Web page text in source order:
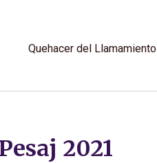
Quehacer del Llamamiento
Pesaj 2021